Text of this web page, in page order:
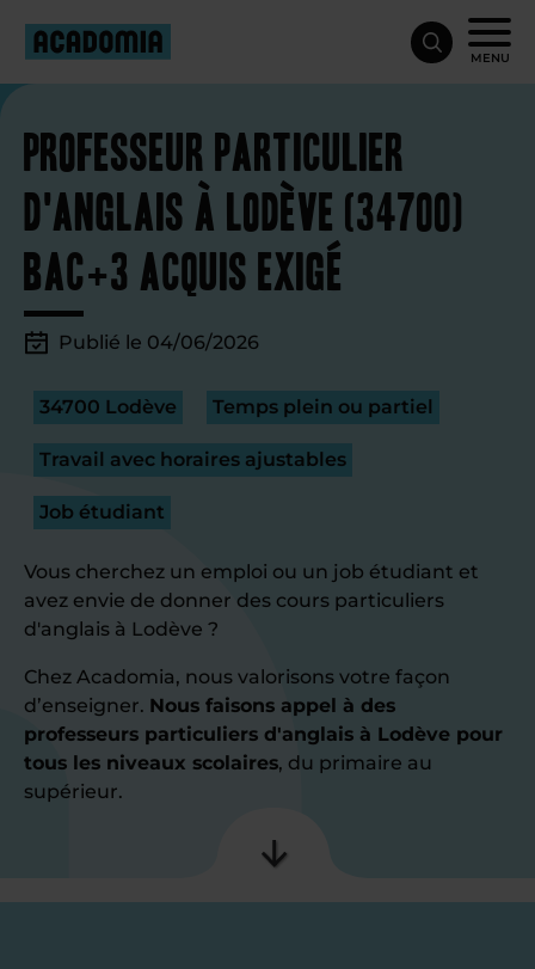
MENU
Professeur particulier
d'anglais à Lodève (34700)
Bac+3 acquis exigé
Publié le 04/06/2026
34700 Lodève Temps plein ou partiel
Travail avec horaires ajustables
Job étudiant
Vous cherchez un emploi ou un job étudiant et
avez envie de donner des cours particuliers
d'anglais à Lodève ?
Chez Acadomia, nous valorisons votre façon
d’enseigner. Nous faisons appel à des
professeurs particuliers d'anglais à Lodève pour
tous les niveaux scolaires, du primaire au
supérieur.